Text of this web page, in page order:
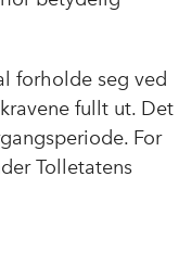
forholde seg ved
fullt ut. Det
For
Tolletatens